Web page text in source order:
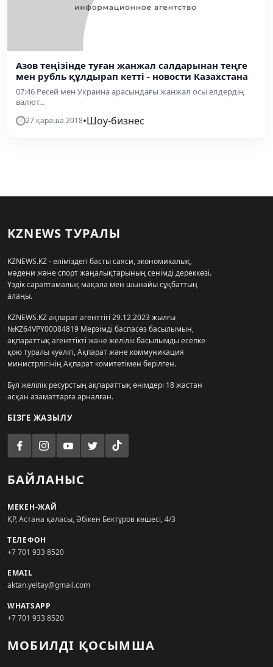
Азов теңізінде туған жанжал салдарынан теңге
мен рубль құлдырап кетті - новости Казахстана
07:46 Ресей мен Украина арасындағы жанжал осы елдердің
валют...
27 қараша 2018•Шоу-бизнес
KZNEWS ТУРАЛЫ
KZNEWS.KZ - еліміздегі басты саяси, экономикалық,
мәдени және спорт жаңалықтарының сенімді дереккөзі.
Үздік сараптамалық мақала мен шынайы сұқбаттың
алаңы.
KZNEWS.KZ ақпарат агенттігі 29.12.2023 жылғы
№KZ64VPY00084819 Мерзімді баспасөз басылымын,
ақпараттық агенттікті және желілік басылымды есепке
қою туралы куәлігі, Ақпарат және коммуникация
министрлігінің Ақпарат комитетімен берілген.
Бұл желілік ресурстың ақпараттық өнімдері 18 жастан
асқан азаматтарға арналған.
БІЗГЕ ЖАЗЫЛУ
БАЙЛАНЫС
МЕКЕН-ЖАЙ
ҚР, Астана қаласы, Әбікен Бектұров көшесі, 4/3
ТЕЛЕФОН
+7 701 933 8520
EMAIL
aktan.yeltay@gmail.com
WHATSAPP
+7 701 933 8520
МОБИЛДІ ҚОСЫМША